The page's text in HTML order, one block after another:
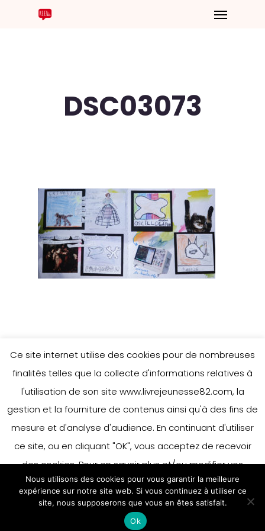
DSC03073
Ce site internet utilise des cookies pour de nombreuses
finalités telles que la collecte d'informations relatives à
l'utilisation de son site www.livrejeunesse82.com, la
gestion et la fourniture de contenus ainsi qu'à des fins de
mesure et d'analyse d'audience. En continuant d'utiliser
ce site, ou en cliquant "OK", vous acceptez de recevoir
des cookies. Pour en savoir plus et/ou modifier vos
préférences en matière de cookies, merci de vous référer
à notre politique sur les cookies.
Accepter
En savoir plus
Nous utilisons des cookies pour vous garantir la meilleure
expérience sur notre site web. Si vous continuez à utiliser ce
site, nous supposerons que vous en êtes satisfait.
Ok